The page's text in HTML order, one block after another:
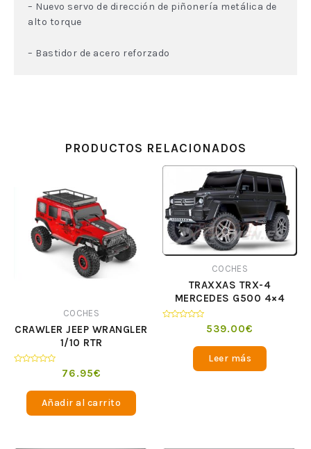
– Nuevo servo de dirección de piñonería metálica de
alto torque
– Bastidor de acero reforzado
PRODUCTOS RELACIONADOS
COCHES
CRAWLER JEEP WRANGLER
1/10 RTR
76.95€
Añadir al carrito
COCHES
TRAXXAS TRX-4
MERCEDES G500 4×4
539.00€
Leer más